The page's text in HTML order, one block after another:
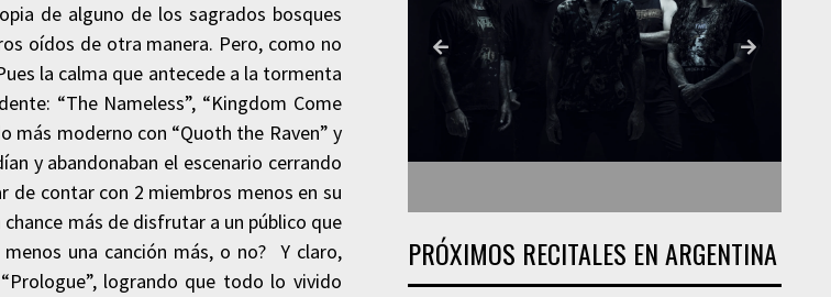
de alguno de los sagrados bosques
oídos de otra manera. Pero, como no
la calma que antecede a la tormenta
“The Nameless”, “Kingdom Come
más moderno con “Quoth the Raven” y
y abandonaban el escenario cerrando
de contar con 2 miembros menos en su
más de disfrutar a un público que
una canción más, o no? Y claro,
logrando que todo lo vivido
PRÓXIMOS RECITALES EN ARGENTINA